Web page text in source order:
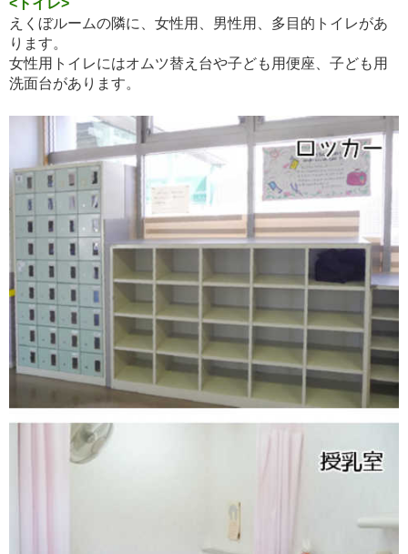
えくぼルームの隣に、女性用、男性用、多目的トイレがあ
ります。
女性用トイレにはオムツ替え台や子ども用便座、子ども用
洗面台があります。